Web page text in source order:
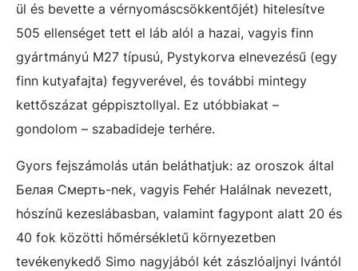
ül és bevette a vérnyomáscsökkentőjét) hitelesítve
505 ellenséget tett el láb alól a hazai, vagyis finn
gyártmányú M27 típusú, Pystykorva elnevezésű (egy
finn kutyafajta) fegyverével, és további mintegy
kettőszázat géppisztollyal. Ez utóbbiakat –
gondolom – szabadideje terhére.
Gyors fejszámolás után beláthatjuk: az oroszok által
Белая Смерть-nek, vagyis Fehér Halálnak nevezett,
hószínű kezeslábasban, valamint fagypont alatt 20 és
40 fok közötti hőmérsékletű környezetben
tevékenykedő Simo nagyjából két zászlóaljnyi Ivántól